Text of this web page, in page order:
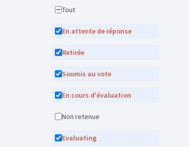
Tout
En attente de réponse
Retirée
Soumis au vote
En cours d'évaluation
Non retenue
Evaluating